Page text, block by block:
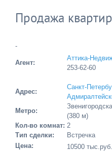
Продажа
-
Агент:
Аттика-
253-62-60
Адрес:
Санкт-
Метро:
(380 м)
Кол-во комнат: 2
Тип сделки:
Встречка
Цена:
10500